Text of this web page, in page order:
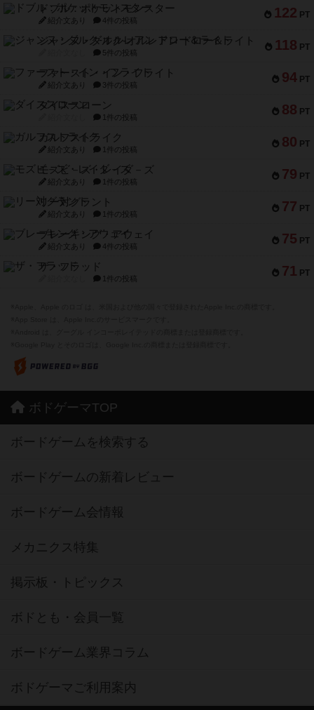
122 PT
ドブル：ポケットモンスター
紹介文あり 4件の投稿
118 PT
ジャンヌ・ダルク-オルレアン ドロー＆ライト
5件の投稿
94 PT
ファースト・イン・フライト
紹介文あり 3件の投稿
88 PT
ダイススローン
1件の投稿
80 PT
ガルフストライク
紹介文あり 1件の投稿
79 PT
モズビ－ズ・レイダ－ズ
紹介文あり 1件の投稿
77 PT
リー対グラント
紹介文あり 1件の投稿
75 PT
ブレーキング・アウェイ
紹介文あり 4件の投稿
71 PT
ザ・フラッド
1件の投稿
ボドゲーマTOP
ボードゲームを検索する
ボードゲームの新着レビュー
ボードゲーム会情報
メカニクス特集
掲示板・トピックス
ボドとも・会員一覧
ボードゲーム業界コラム
ボドゲーマご利用案内